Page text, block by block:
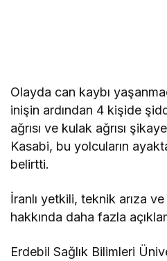
Olayda can kaybı
inişin ardından 4 kişide
ağrısı ve kulak ağrısı
Kasabi, bu yolcuların
belirtti.
İranlı yetkili, teknik arıza ve
hakkında daha fazla
Erdebil Sağlık Bilimleri